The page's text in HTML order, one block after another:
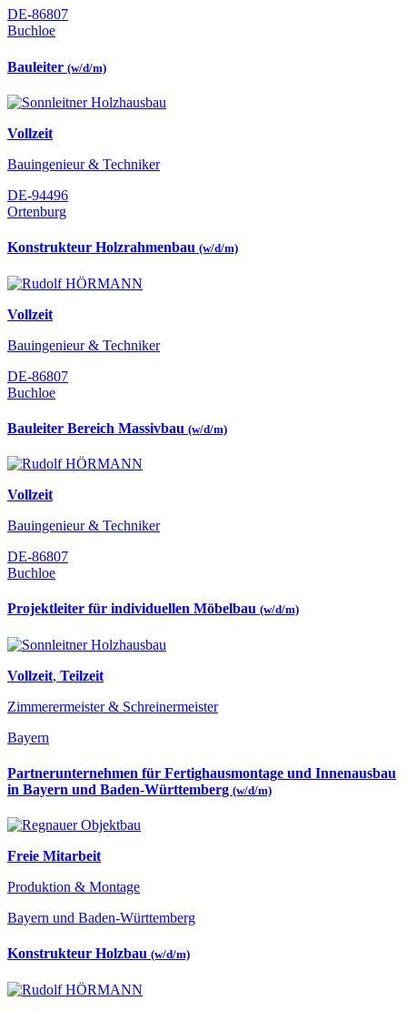
DE-86807
Buchloe
Bauleiter (w/d/m)
Vollzeit
Bauingenieur & Techniker
DE-94496
Ortenburg
Konstrukteur Holzrahmenbau (w/d/m)
Vollzeit
Bauingenieur & Techniker
DE-86807
Buchloe
Bauleiter Bereich Massivbau (w/d/m)
Vollzeit
Bauingenieur & Techniker
DE-86807
Buchloe
Projektleiter für individuellen Möbelbau (w/d/m)
Vollzeit, Teilzeit
Zimmerermeister & Schreinermeister
Bayern
Partnerunternehmen für Fertighausmontage und Innenausbau
in Bayern und Baden-Württemberg (w/d/m)
Freie Mitarbeit
Produktion & Montage
Bayern und Baden-Württemberg
Konstrukteur Holzbau (w/d/m)